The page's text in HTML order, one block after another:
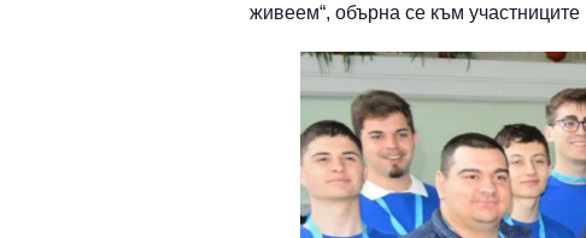
живеем“, обърна се към